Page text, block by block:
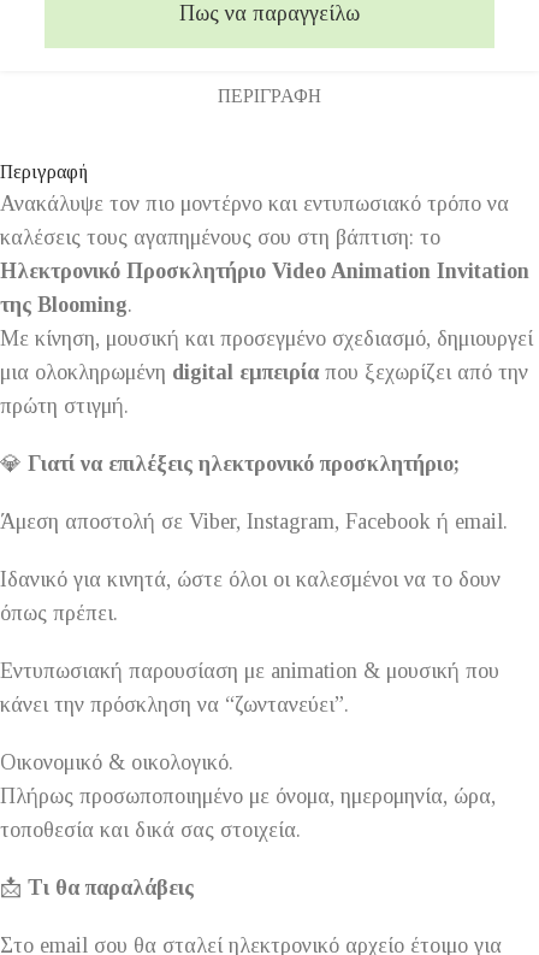
Πως να παραγγείλω
ΠΕΡΙΓΡΑΦΉ
Περιγραφή
Ανακάλυψε τον πιο μοντέρνο και εντυπωσιακό τρόπο να
καλέσεις τους αγαπημένους σου στη βάπτιση: το
Ηλεκτρονικό Προσκλητήριο Video Animation Invitation
της Blooming.
Με κίνηση, μουσική και προσεγμένο σχεδιασμό, δημιουργεί
μια ολοκληρωμένη digital εμπειρία που ξεχωρίζει από την
πρώτη στιγμή.
💎 Γιατί να επιλέξεις ηλεκτρονικό προσκλητήριο;
Άμεση αποστολή σε Viber, Instagram, Facebook ή email.
Ιδανικό για κινητά, ώστε όλοι οι καλεσμένοι να το δουν
όπως πρέπει.
Εντυπωσιακή παρουσίαση με animation & μουσική που
κάνει την πρόσκληση να “ζωντανεύει”.
Οικονομικό & οικολογικό.
Πλήρως προσωποποιημένο με όνομα, ημερομηνία, ώρα,
τοποθεσία και δικά σας στοιχεία.
📩 Τι θα παραλάβεις
Στο email σου θα σταλεί ηλεκτρονικό αρχείο έτοιμο για